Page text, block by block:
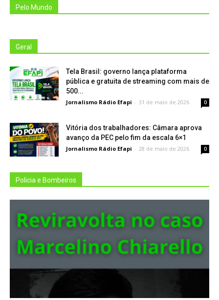
Pelo Mundo
Geral
Tela Brasil: governo lança plataforma
pública e gratuita de streaming com mais de
500...
Jornalismo Rádio Efapi - 31 de maio de 2026 0
Vitória dos trabalhadores: Câmara aprova
avanço da PEC pelo fim da escala 6×1
Jornalismo Rádio Efapi - 28 de maio de 2026 0
Policia e Bombeiros